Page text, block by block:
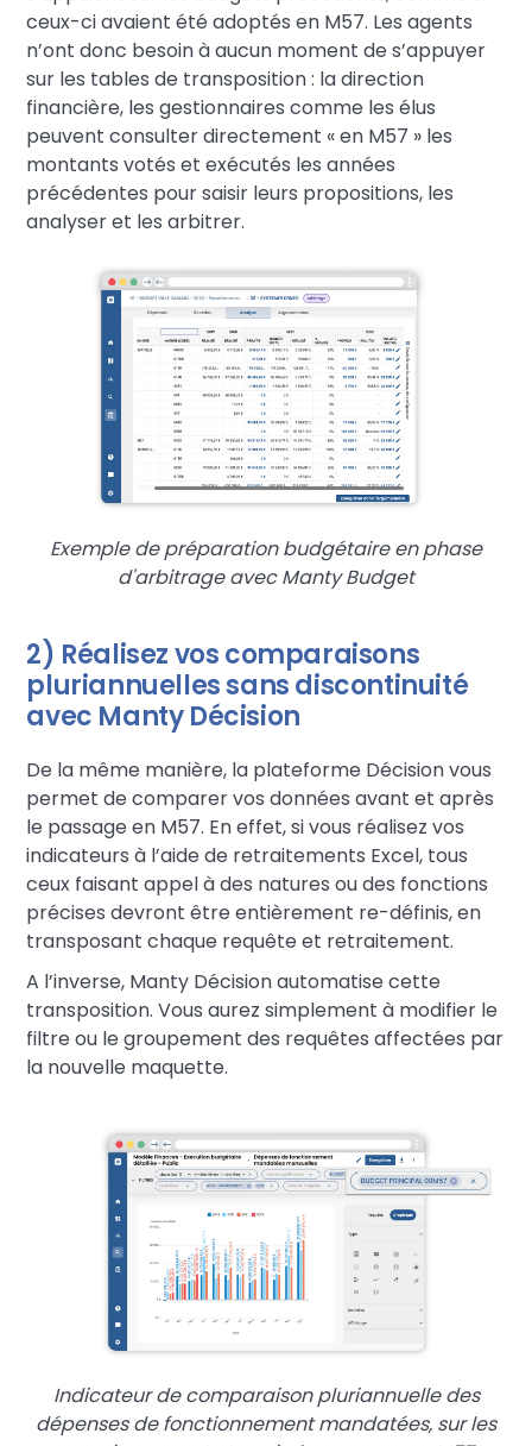
ceux-ci avaient été adoptés en M57. Les agents
n’ont donc besoin à aucun moment de s’appuyer
sur les tables de transposition : la direction
financière, les gestionnaires comme les élus
peuvent consulter directement « en M57 » les
montants votés et exécutés les années
précédentes pour saisir leurs propositions, les
analyser et les arbitrer.
Exemple de préparation budgétaire en phase
d'arbitrage avec Manty Budget
2) Réalisez vos comparaisons
pluriannuelles sans discontinuité
avec Manty Décision
De la même manière, la plateforme Décision vous
permet de comparer vos données avant et après
le passage en M57. En effet, si vous réalisez vos
indicateurs à l’aide de retraitements Excel, tous
ceux faisant appel à des natures ou des fonctions
précises devront être entièrement re-définis, en
transposant chaque requête et retraitement.
A l’inverse, Manty Décision automatise cette
transposition. Vous aurez simplement à modifier le
filtre ou le groupement des requêtes affectées par
la nouvelle maquette.
Indicateur de comparaison pluriannuelle des
dépenses de fonctionnement mandatées, sur les